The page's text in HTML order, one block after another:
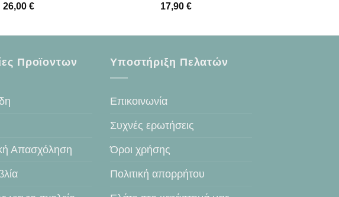
26,00€
17,90€
Προϊοντων
Απασχόληση
Υποστήριξη Πελατών
Επικοινωνία
Συχνές ερωτήσεις
Όροι χρήσης
Πολιτική απορρήτου